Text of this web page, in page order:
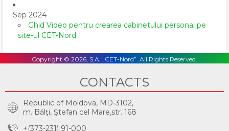
Sep 2024
Ghid Video pentru crearea cabinetului personal pe
site-ul CET-Nord
Copyright © 2026, S.A. „CET-Nord”. All Rights Reserved.
CONTACTS
Republic of Moldova, MD-3102,
m. Bălţi, Ştefan cel Mare,str. 168
+(373-231) 91-000